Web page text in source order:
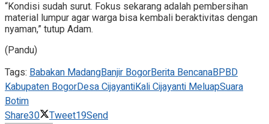
“Kondisi sudah surut. Fokus sekarang adalah pembersihan
material lumpur agar warga bisa kembali beraktivitas dengan
nyaman,” tutup Adam.
(Pandu)
Tags: Babakan MadangBanjir BogorBerita BencanaBPBD
Kabupaten BogorDesa CijayantiKali Cijayanti MeluapSuara
Botim
Share30 Tweet19Send